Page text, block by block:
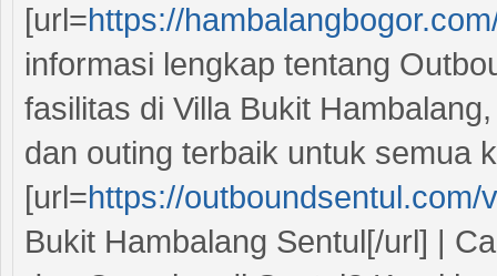
[url=https://
informasi lengkap tentang
fasilitas di Villa Bukit
dan outing terbaik untuk semua
[url=https://
Bukit Hambalang Sentul[/url] |